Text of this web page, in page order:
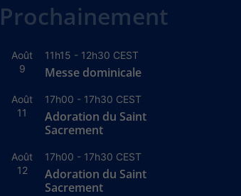
Prochainement
Août
9
11h15 - 12h30 CEST
Messe dominicale
Août
11
17h00 - 17h30 CEST
Adoration du Saint
Sacrement
Août
12
17h00 - 17h30 CEST
Adoration du Saint
Sacrement